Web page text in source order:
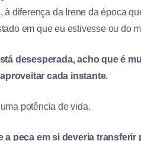
diferença da Irene da época
em que eu estivesse ou do
desesperada, acho que é
cada instante.
potência de vida.
a peça em si deveria transferir